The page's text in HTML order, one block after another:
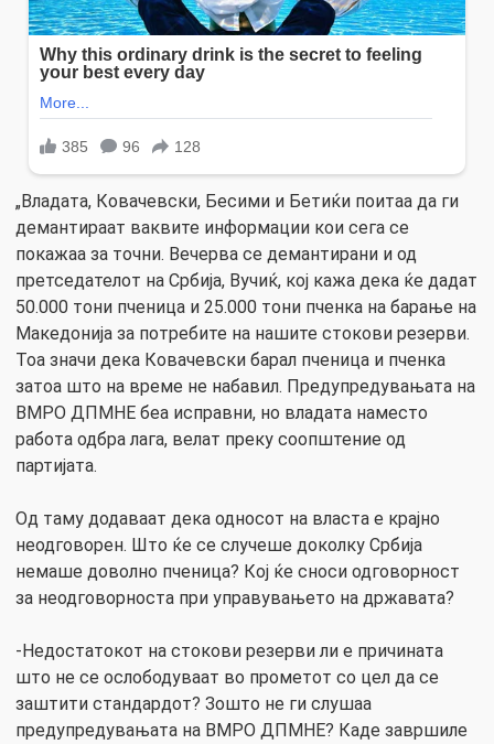
„Владата, Ковачевски, Бесими и Бетиќи поитаа да ги
демантираат ваквите информации кои сега се
покажаа за точни. Вечерва се демантирани и од
претседателот на Србија, Вучиќ, кој кажа дека ќе дадат
50.000 тони пченица и 25.000 тони пченка на барање на
Македонија за потребите на нашите стокови резерви.
Тоа значи дека Ковачевски барал пченица и пченка
затоа што на време не набавил. Предупредувањата на
ВМРО ДПМНЕ беа исправни, но владата наместо
работа одбра лага, велат преку соопштение од
партијата.
Од таму додаваат дека односот на власта е крајно
неодговорен. Што ќе се случеше доколку Србија
немаше доволно пченица? Кој ќе сноси одговорност
за неодговорноста при управувањето на државата?
-Недостатокот на стокови резерви ли е причината
што не се ослободуваат во прометот со цел да се
заштити стандардот? Зошто не ги слушаа
предупредувањата на ВМРО ДПМНЕ? Каде завршиле